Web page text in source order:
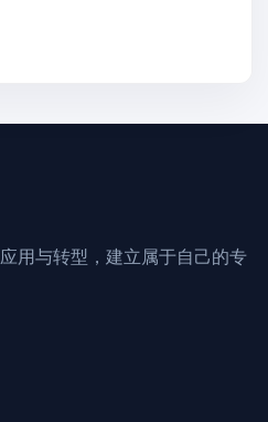
用与转型，建立属于自己的专